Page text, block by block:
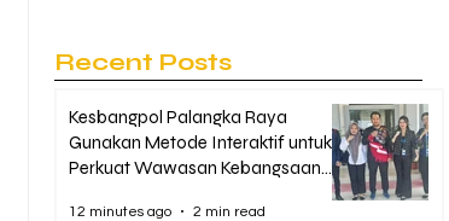
Recent Posts
Kesbangpol Palangka Raya
Gunakan Metode Interaktif untuk
Perkuat Wawasan Kebangsaan
12 minutes ago 2 min read